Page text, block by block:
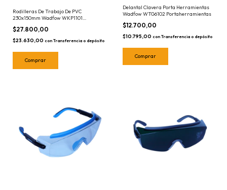
Rodilleras De Trabajo De PVC
230x150mm Wadfow WKP1101
Rodillera
$27.800,00
$23.630,00 con Transferencia o depósito
Delantal Clavera Porta Herramientas
Wadfow WTG6102 Portaherramientas
$12.700,00
$10.795,00 con Transferencia o depósito